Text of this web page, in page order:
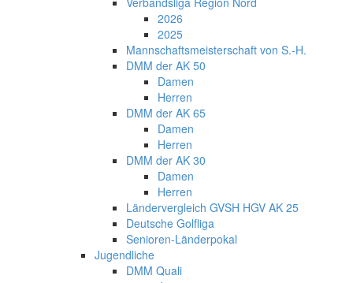
2026
2025
Mannschaftsmeisterschaft von S.-H.
DMM der AK 50
Damen
Herren
DMM der AK 65
Damen
Herren
DMM der AK 30
Damen
Herren
Ländervergleich GVSH HGV AK 25
Deutsche Golfliga
Senioren-Länderpokal
Jugendliche
DMM Quali